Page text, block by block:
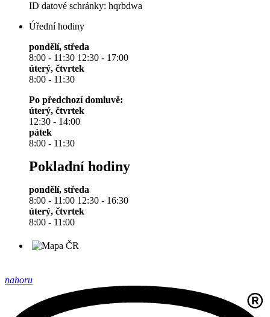
ID datové schránky: hqrbdwa
Úřední hodiny
pondělí, středa
8:00 - 11:30 12:30 - 17:00
úterý, čtvrtek
8:00 - 11:30
Po předchozí domluvě:
úterý, čtvrtek
12:30 - 14:00
pátek
8:00 - 11:30
Pokladní hodiny
pondělí, středa
8:00 - 11:00 12:30 - 16:30
úterý, čtvrtek
8:00 - 11:00
nahoru